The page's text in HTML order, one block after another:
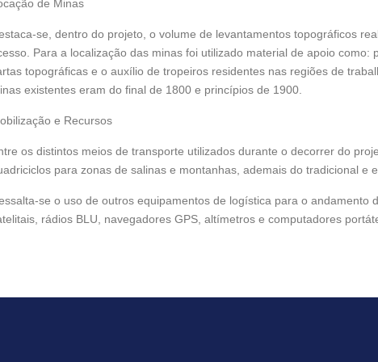
de Minas
se, dentro do projeto, o volume de levantamentos topográficos
Para a localização das minas foi utilizado material de apoio como:
topográficas e o auxílio de tropeiros residentes nas regiões de
existentes eram do final de 1800 e princípios de 1900.
e Recursos
os distintos meios de transporte utilizados durante o decorrer do
para zonas de salinas e montanhas, ademais do tradicional e
se o uso de outros equipamentos de logística para o andamento
rádios BLU, navegadores GPS, altímetros e computadores